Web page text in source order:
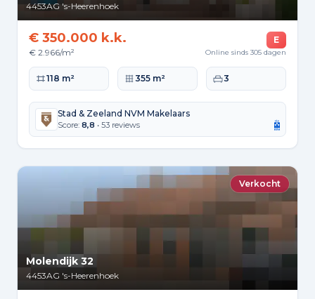
4453AG 's-Heerenhoek
€ 350.000 k.k.
€ 2.966/m²
E
Online sinds 305 dagen
Woonoppervlakte
118 m² Perceeloppervlakte
355 m² Slaapkamers
3
Stad & Zeeland NVM Makelaars
Score: 8,8 • 53 reviews
Verkocht
Molendijk 32
4453AG 's-Heerenhoek